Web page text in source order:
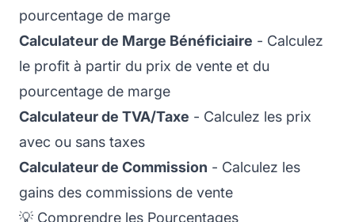
pourcentage de marge
Calculateur de Marge Bénéficiaire - Calculez
le profit à partir du prix de vente et du
pourcentage de marge
Calculateur de TVA/Taxe - Calculez les prix
avec ou sans taxes
Calculateur de Commission - Calculez les
gains des commissions de vente
💡 Comprendre les Pourcentages